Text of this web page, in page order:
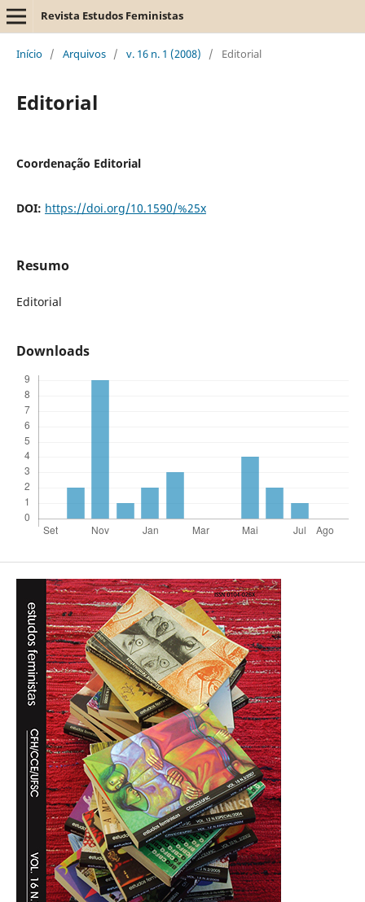
Revista Estudos Feministas
Início / Arquivos / v. 16 n. 1 (2008) / Editorial
Editorial
Coordenação Editorial
DOI: https://doi.org/10.1590/%25x
Resumo
Editorial
Downloads